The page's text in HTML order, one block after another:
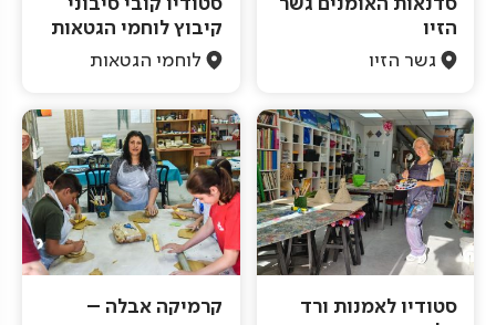
סדנאות האומנים גשר
הזיו
גשר הזיו
סטודיו קובי סיבוני
קיבוץ לוחמי הגטאות
לוחמי הגטאות
סטודיו לאמנות ורד
קרמיקה אבלה –